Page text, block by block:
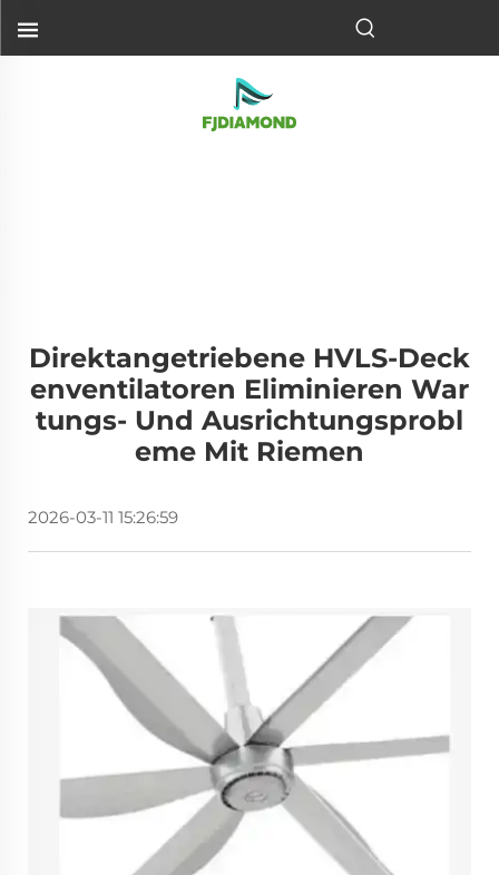
Direktangetriebene HVLS-Deck
Enventilatoren Eliminieren War
Tungs- Und Ausrichtungsprobl
Eme Mit Riemen
2026-03-11 15:26:59